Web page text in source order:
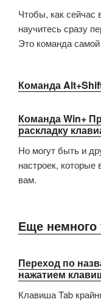
Чтобы, как сейчас
научитесь сразу
Это команда
Команда
Команда Win+
раскладку
Но могут быть и
настроек,
вам.
Еще
Переход по
нажатием
Клавиша Tab